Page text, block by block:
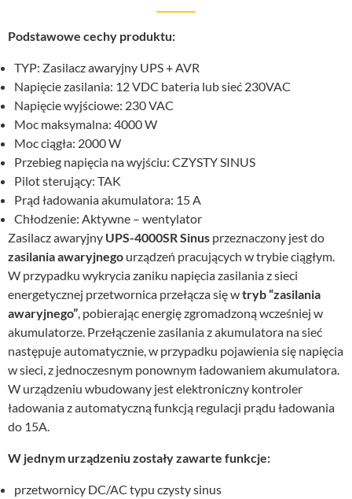
Podstawowe cechy produktu:
TYP: Zasilacz awaryjny UPS + AVR
Napięcie zasilania: 12 VDC bateria lub sieć 230VAC
Napięcie wyjściowe: 230 VAC
Moc maksymalna: 4000 W
Moc ciągła: 2000 W
Przebieg napięcia na wyjściu: CZYSTY SINUS
Pilot sterujący: TAK
Prąd ładowania akumulatora: 15 A
Chłodzenie: Aktywne – wentylator
Zasilacz awaryjny UPS-4000SR Sinus przeznaczony jest do
zasilania awaryjnego urządzeń pracujących w trybie ciągłym.
W przypadku wykrycia zaniku napięcia zasilania z sieci
energetycznej przetwornica przełącza się wtryb “zasilania
awaryjnego” , pobierając energię zgromadzoną wcześniej w
akumulatorze. Przełączenie zasilania z akumulatora na sieć
następuje automatycznie, w przypadku pojawienia się napięcia
w sieci, z jednoczesnym ponownym ładowaniem akumulatora.
W urządzeniu wbudowany jest elektroniczny kontroler
ładowania z automatyczną funkcją regulacji prądu ładowania
do 15A.
W jednym urządzeniu zostały zawarte funkcje:
przetwornicy DC/AC typu czysty sinus